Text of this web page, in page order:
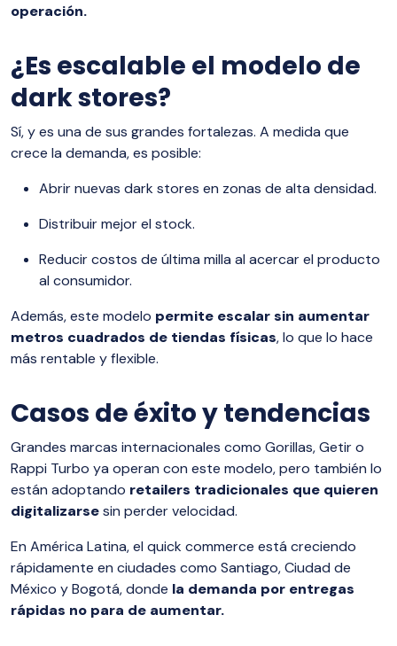
operación.
¿Es escalable el modelo de
dark stores?
Sí, y es una de sus grandes fortalezas. A medida que
crece la demanda, es posible:
Abrir nuevas dark stores en zonas de alta densidad.
Distribuir mejor el stock.
Reducir costos de última milla al acercar el producto
al consumidor.
Además, este modelo permite escalar sin aumentar
metros cuadrados de tiendas físicas, lo que lo hace
más rentable y flexible.
Casos de éxito y tendencias
Grandes marcas internacionales como Gorillas, Getir o
Rappi Turbo ya operan con este modelo, pero también lo
están adoptando retailers tradicionales que quieren
digitalizarsesin perder velocidad.
En América Latina, el quick commerce está creciendo
rápidamente en ciudades como Santiago, Ciudad de
México y Bogotá, donde la demanda por entregas
rápidas no para de aumentar.